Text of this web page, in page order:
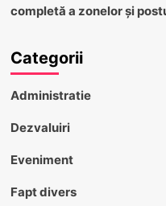
completă a zonelor și
Categorii
Administratie
Dezvaluiri
Eveniment
Fapt divers